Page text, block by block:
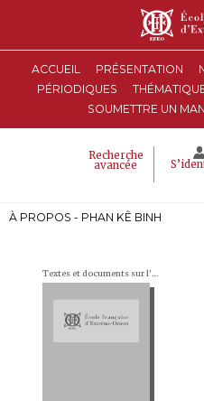
ACCUEIL PRÉSENTATION
PÉRIODIQUES
SOUMETTRE UN
Recherche
avancée
À PROPOS - PHAN KÊ BINH
Textes et documents sur l'Indochine